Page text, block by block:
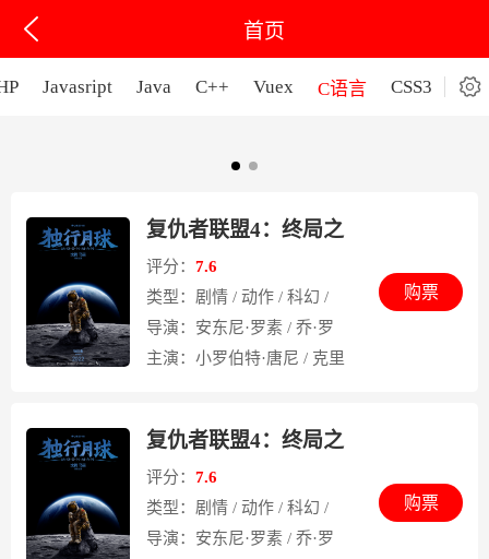
首页
Javasript Java C++ Vuex C语言 CSS3 
复仇者联盟4：终局之
战 Avengers:
Endgame
评分： 7.6
类型： 剧情 / 动作 / 科幻 /
奇幻 / 冒险
导演： 安东尼·罗素 / 乔·罗
素
主演： 小罗伯特·唐尼 / 克里
购票
复仇者联盟4：终局之
战 Avengers:
Endgame
评分： 7.6
类型： 剧情 / 动作 / 科幻 /
奇幻 / 冒险
导演： 安东尼·罗素 / 乔·罗
购票